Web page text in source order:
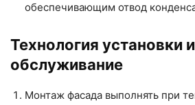
обеспечивающим отвод
Технология установки и
обслуживание
Монтаж фасада выполнять при